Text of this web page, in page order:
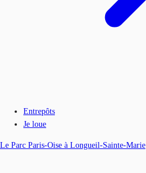
Entrepôts
Je loue
Le Parc Paris-Oise à Longueil-Sainte-Marie